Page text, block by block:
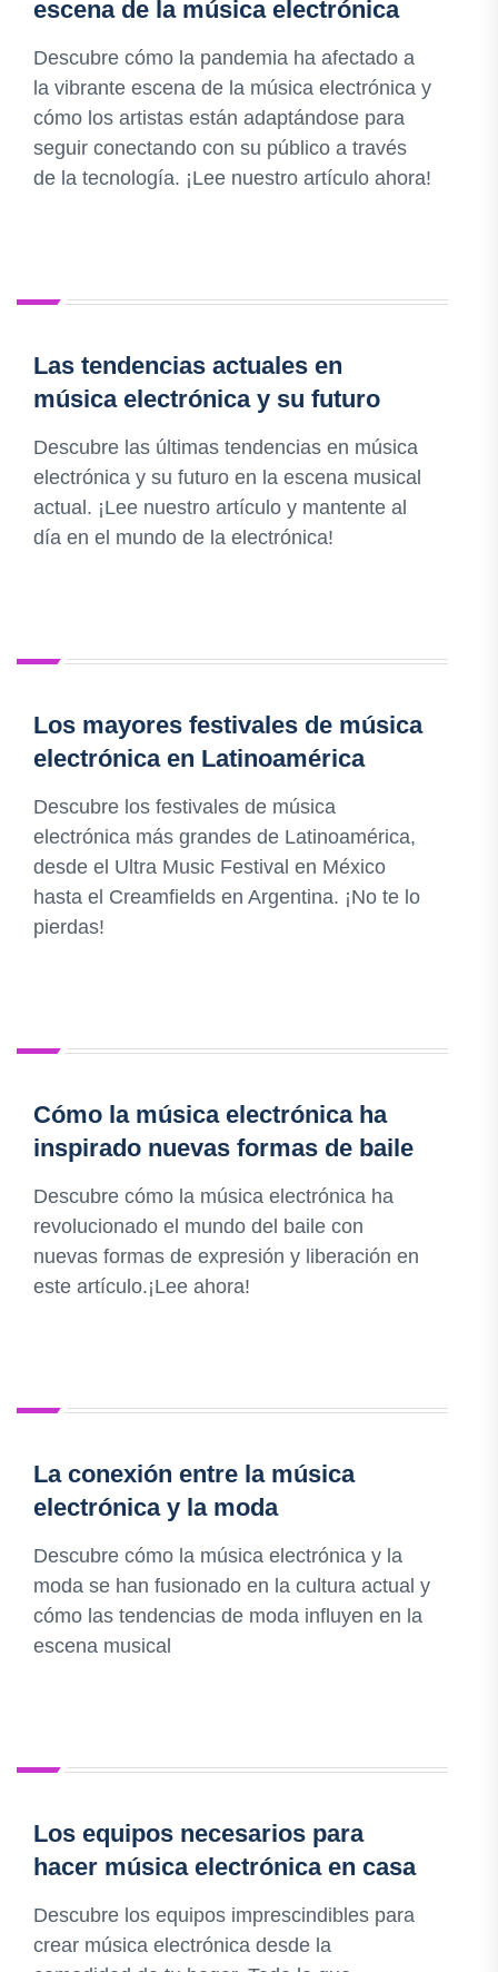
escena de la música electrónica
Descubre cómo la pandemia ha afectado a
la vibrante escena de la música electrónica y
cómo los artistas están adaptándose para
seguir conectando con su público a través
de la tecnología. ¡Lee nuestro artículo ahora!
Las tendencias actuales en
música electrónica y su futuro
Descubre las últimas tendencias en música
electrónica y su futuro en la escena musical
actual. ¡Lee nuestro artículo y mantente al
día en el mundo de la electrónica!
Los mayores festivales de música
electrónica en Latinoamérica
Descubre los festivales de música
electrónica más grandes de Latinoamérica,
desde el Ultra Music Festival en México
hasta el Creamfields en Argentina. ¡No te lo
pierdas!
Cómo la música electrónica ha
inspirado nuevas formas de baile
Descubre cómo la música electrónica ha
revolucionado el mundo del baile con
nuevas formas de expresión y liberación en
este artículo.¡Lee ahora!
La conexión entre la música
electrónica y la moda
Descubre cómo la música electrónica y la
moda se han fusionado en la cultura actual y
cómo las tendencias de moda influyen en la
escena musical
Los equipos necesarios para
hacer música electrónica en casa
Descubre los equipos imprescindibles para
crear música electrónica desde la